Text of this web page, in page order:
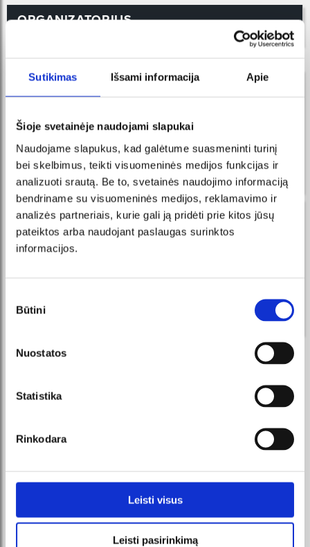
Sutikimas Išsami informacija Apie
Šioje svetainėje naudojami slapukai
Naudojame slapukus, kad galėtume suasmeninti turinį
bei skelbimus, teikti visuomeninės medijos funkcijas ir
analizuoti srautą. Be to, svetainės naudojimo informaciją
bendriname su visuomeninės medijos, reklamavimo ir
analizės partneriais, kurie gali ją pridėti prie kitos jūsų
pateiktos arba naudojant paslaugas surinktos
informacijos.
pasirinkimas
Būtini
Nuostatos
Statistika
Rinkodara
Leisti visus
Leisti pasirinkimą
ORGANIZATORIUS
registruokis ir visada pirmas sužinosi apie naujausius
renginius ir vykdomas akcijas!
Gauk žinutes į Messenger, pirk
bilietus tiesiai iš mūsų išmanaus
roboto!
UŽSISAKYTI
naujienos tavo el. pašte
registruokis ir visada pirmas sužinosi apie naujausius
renginius ir vykdomas akcijas!